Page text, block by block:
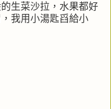
生菜沙拉，水果都好
我用小湯匙舀給小